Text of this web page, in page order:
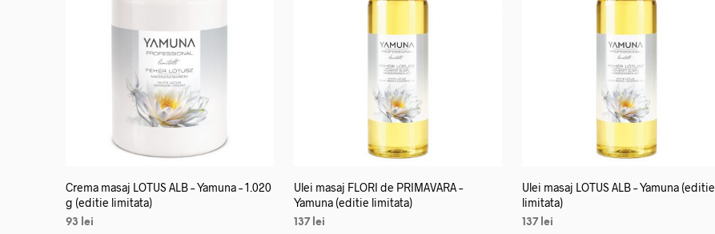
Crema masaj LOTUS ALB – Yamuna – 1.020
g (editie limitata)
93
lei
Ulei masaj FLORI de PRIMAVARA –
Yamuna (editie limitata)
137 lei
Ulei masaj LOTUS ALB – Yamuna (editie
limitata)
137 lei